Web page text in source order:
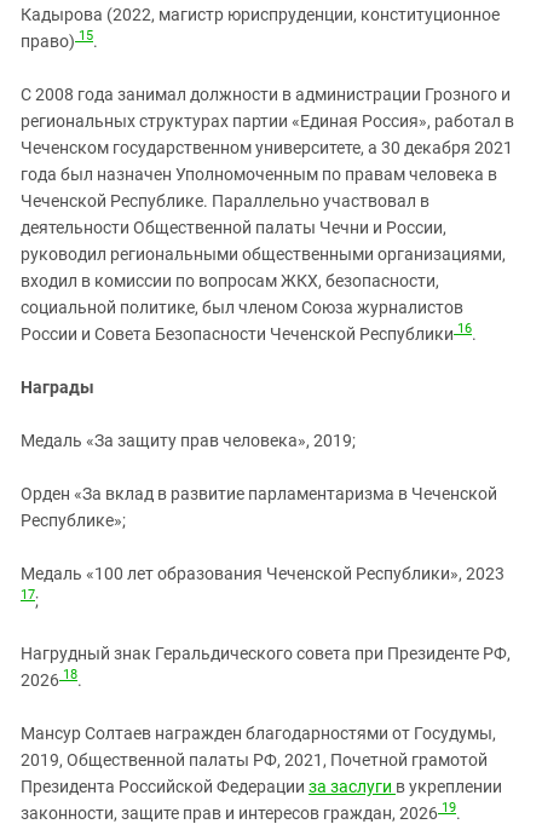
Кадырова (2022, магистр юриспруденции, конституционное
право) 15.
С 2008 года занимал должности в администрации Грозного и
региональных структурах партии «Единая Россия», работал в
Чеченском государственном университете, а 30 декабря 2021
года был назначен Уполномоченным по правам человека в
Чеченской Республике. Параллельно участвовал в
деятельности Общественной палаты Чечни и России,
руководил региональными общественными организациями,
входил в комиссии по вопросам ЖКХ, безопасности,
социальной политике, был членом Союза журналистов
России и Совета Безопасности Чеченской Республики 16.
Награды
Медаль «За защиту прав человека», 2019;
Орден «За вклад в развитие парламентаризма в Чеченской
Республике»;
Медаль «100 лет образования Чеченской Республики», 2023
17;
Нагрудный знак Геральдического совета при Президенте РФ,
2026 18.
Мансур Солтаев награжден благодарностями от Госудумы,
2019, Общественной палаты РФ, 2021, Почетной грамотой
Президента Российской Федерации за заслуги в укреплении
законности, защите прав и интересов граждан, 2026 19.